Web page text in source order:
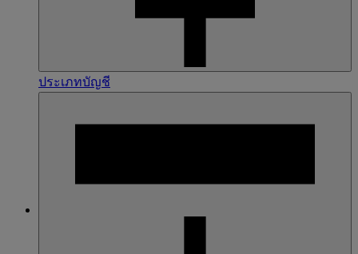
ประเภทบัญชี